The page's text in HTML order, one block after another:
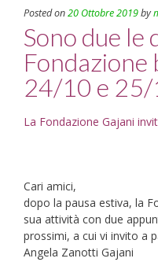
Posted on20 Ottobre 2019by
Sono due le
Fondazione
24/10 e
La Fondazione Gajani
Cari amici,
dopo la pausa estiva, la
sua attività con due
prossimi, a cui vi invito a
Angela Zanotti Gajani